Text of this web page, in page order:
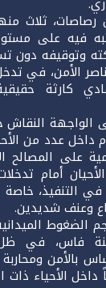
ثلاث
فيه على
وتوقيفه دون
الأمن، في
كارثة
الواجهة
داخل عدد من
على المصالح
أمام
التنفيذ، خاصة
وعنف شديدين.
الضغوط
فاس، في
بالأمن
الأحياء ذات